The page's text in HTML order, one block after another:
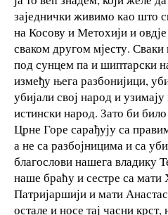
заједнички живимо као што
на Косову и Метохији и
сваком другом мјесту. Сваки
под сунцем па и шиптарски
између њега разбонијици,
убијали свој народ и
истински народ. Зато би
Црне Горе сарађују са
а не са разбојницима и са
благослови нашега владику
наше браћу и сестре са
Патријаршији и мати
остале и носе тај часни